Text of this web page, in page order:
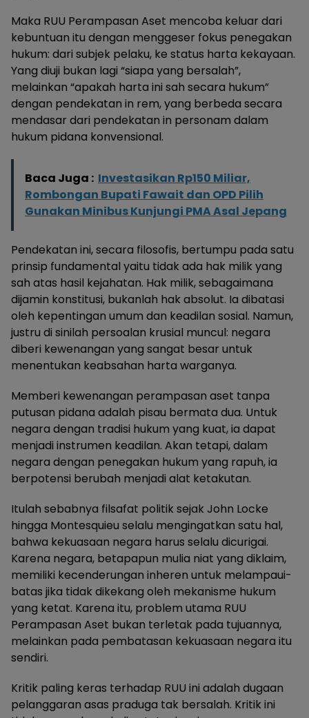
Maka RUU Perampasan Aset mencoba keluar dari
kebuntuan itu dengan menggeser fokus penegakan
hukum: dari subjek pelaku, ke status harta kekayaan.
Yang diuji bukan lagi “siapa yang bersalah”,
melainkan “apakah harta ini sah secara hukum”
dengan pendekatan in rem, yang berbeda secara
mendasar dari pendekatan in personam dalam
hukum pidana konvensional.
Baca Juga : Investasikan Rp150 Miliar,
Rombongan Bupati Fawait dan OPD Pilih
Gunakan Minibus Kunjungi PMA Asal Jepang
Pendekatan ini, secara filosofis, bertumpu pada satu
prinsip fundamental yaitu tidak ada hak milik yang
sah atas hasil kejahatan. Hak milik, sebagaimana
dijamin konstitusi, bukanlah hak absolut. Ia dibatasi
oleh kepentingan umum dan keadilan sosial. Namun,
justru di sinilah persoalan krusial muncul: negara
diberi kewenangan yang sangat besar untuk
menentukan keabsahan harta warganya.
Memberi kewenangan perampasan aset tanpa
putusan pidana adalah pisau bermata dua. Untuk
negara dengan tradisi hukum yang kuat, ia dapat
menjadi instrumen keadilan. Akan tetapi, dalam
negara dengan penegakan hukum yang rapuh, ia
berpotensi berubah menjadi alat ketakutan.
Itulah sebabnya filsafat politik sejak John Locke
hingga Montesquieu selalu mengingatkan satu hal,
bahwa kekuasaan negara harus selalu dicurigai.
Karena negara, betapapun mulia niat yang diklaim,
memiliki kecenderungan inheren untuk melampaui-
batas jika tidak dikekang oleh mekanisme hukum
yang ketat. Karena itu, problem utama RUU
Perampasan Aset bukan terletak pada tujuannya,
melainkan pada pembatasan kekuasaan negara itu
sendiri.
Kritik paling keras terhadap RUU ini adalah dugaan
pelanggaran asas praduga tak bersalah. Kritik ini